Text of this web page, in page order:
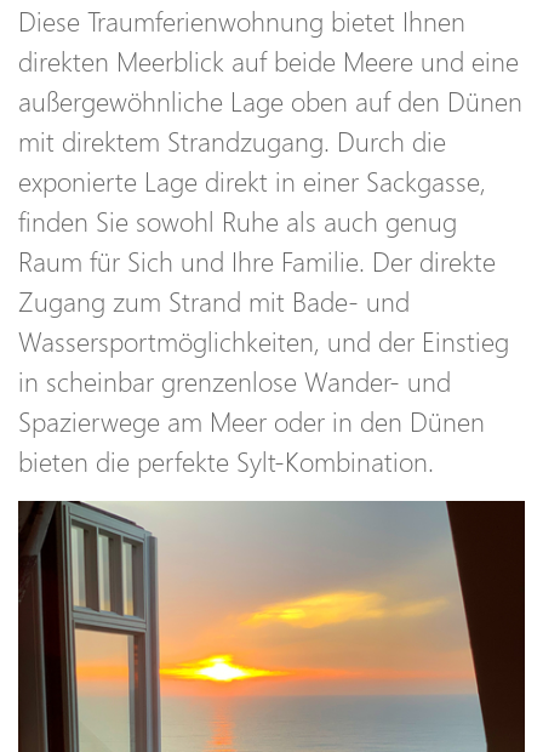
Diese Traumferienwohnung bietet Ihnen
direkten Meerblick auf beide Meere und eine
außergewöhnliche Lage oben auf den Dünen
mit direktem Strandzugang. Durch die
exponierte Lage direkt in einer Sackgasse,
finden Sie sowohl Ruhe als auch genug
Raum für Sich und Ihre Familie. Der direkte
Zugang zum Strand mit Bade- und
Wassersportmöglichkeiten, und der Einstieg
in scheinbar grenzenlose Wander- und
Spazierwege am Meer oder in den Dünen
bieten die perfekte Sylt-Kombination.